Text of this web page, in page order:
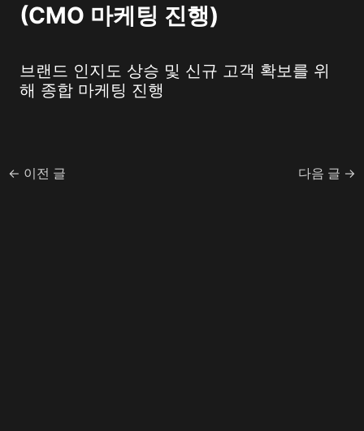
(CMO 마케팅 진행)
브랜드 인지도 상승 및 신규 고객 확보를 위
해 종합 마케팅 진행
← 이전 글 다음 글 →